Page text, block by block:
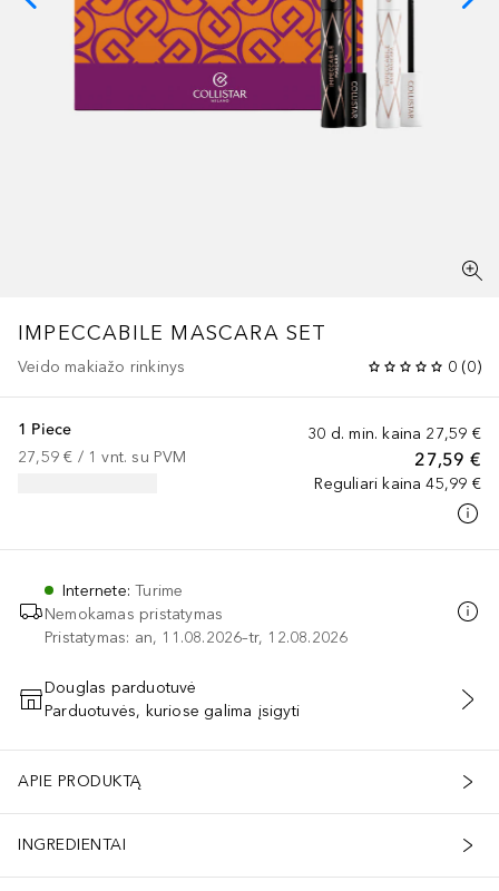
IMPECCABILE MASCARA SET
Veido makiažo rinkinys 0 (0)
30 d. min. kaina 27,59 €
27,59 €
Reguliari kaina 45,99 €
1 Piece
27,59 € / 1 vnt. su PVM
Internete:Turime
Nemokamas pristatymas
Pristatymas: an, 11.08.2026–tr, 12.08.2026
PRIDĖTI Į KREPŠELĮ
Douglas parduotuvė
Parduotuvės, kuriose galima įsigyti
APIE PRODUKTĄ
INGREDIENTAI